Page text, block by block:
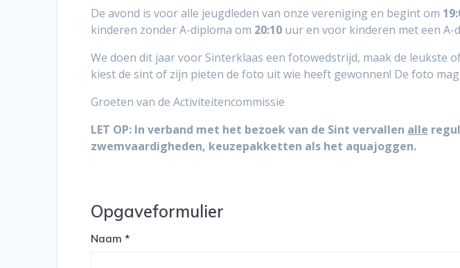
De avond is voor alle jeugdleden van onze vereniging en begint om
kinderen zonder A-diploma om 20:10 uur en voor kinderen met een
We doen dit jaar voor Sinterklaas een fotowedstrijd, maak de leukste
kiest de sint of zijn pieten de foto uit wie heeft gewonnen! De foto
Groeten van de Activiteitencommissie
LET OP: In verband met het bezoek van de Sint vervallen alle
zwemvaardigheden, keuzepakketten als het aquajoggen.
Opgaveformulier
Naam*